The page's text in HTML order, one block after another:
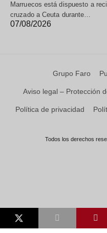
Marruecos está dispuesto a
cruzado a Ceuta durante…
07/08/2026
Grupo Faro
Aviso legal – Protección
Política de privacidad
Todos los derechos